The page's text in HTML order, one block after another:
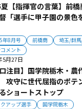
【指揮官の言葉】前
「選手に甲子園の景色
年8月号 前橋商
埼玉/群
メント
5月27日
ロ注目】国学院栃木・農
守に世代屈指のポテ
ショートストップ
アップ選手
国学院栃木